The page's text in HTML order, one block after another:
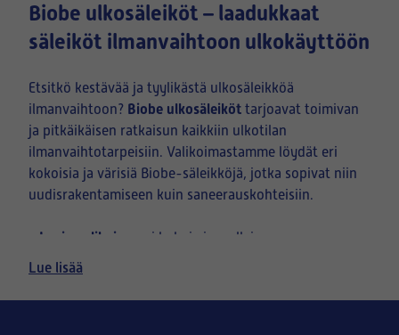
Biobe ulkosäleiköt – laadukkaat
säleiköt ilmanvaihtoon ulkokäyttöön
Etsitkö kestävää ja tyylikästä ulkosäleikköä
ilmanvaihtoon? Biobe ulkosäleiköt tarjoavat toimivan
ja pitkäikäisen ratkaisun kaikkiin ulkotilan
ilmanvaihtotarpeisiin. Valikoimastamme löydät eri
kokoisia ja värisiä Biobe-säleikköjä, jotka sopivat niin
uudisrakentamiseen kuin saneerauskohteisiin.
- Laaja valikoima eri kokoja ja malleja
- Säänkestävää laatua
Nopea toimitus
Lue lisää